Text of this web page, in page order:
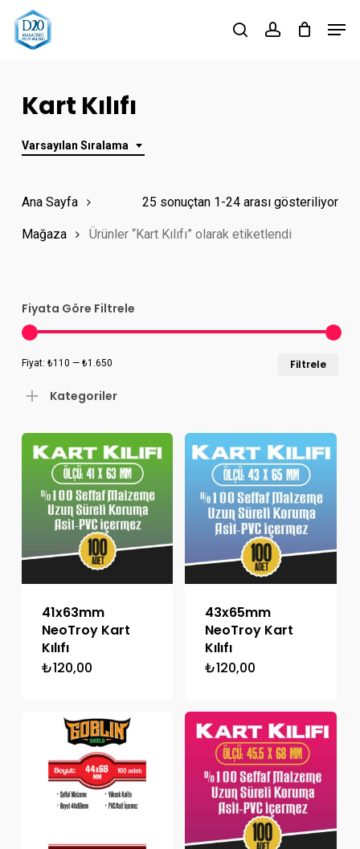
Skip
searchaccount
Kart Kılıfı
Varsayılan Sıralama
25 sonuçtan 1-24 arası gösteriliyor
Ana Sayfa
Mağaza Ürünler “Kart Kılıfı” olarak etiketlendi
Fiyata Göre Filtrele
Filtrele
Fiyat: ₺110 — ₺1.650
Kategoriler
41x63mm
NeoTroy Kart
Kılıfı
₺120,00
43x65mm
NeoTroy Kart
Kılıfı
₺120,00